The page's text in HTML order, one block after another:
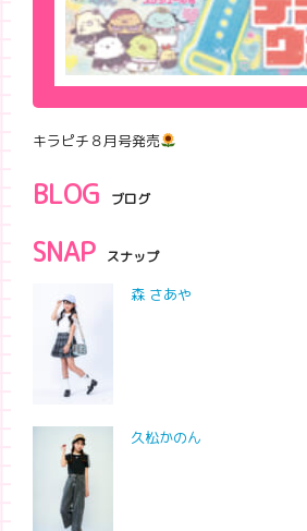
キラピチ８月号発売
BLOG ブログ
SNAP スナップ
森 さあや
久松かのん